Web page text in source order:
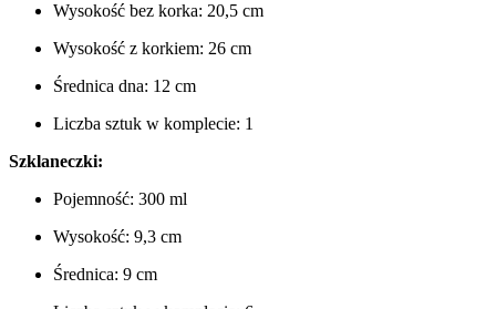
Wysokość bez korka: 20,5 cm
Wysokość z korkiem: 26 cm
Średnica dna: 12 cm
Liczba sztuk w komplecie: 1
Szklaneczki:
Pojemność: 300 ml
Wysokość: 9,3 cm
Średnica: 9 cm